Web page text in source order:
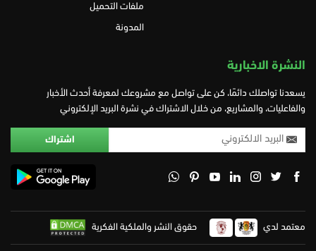
ملفات التحميل
المدونة
النشرة الاخبارية
يسعدنا تواصلك دائمًا، كن على تواصل مع مشروعك لمعرفة أحدث الأخبار
والفاعليات، والمشاريع، من خلال الاشتراك في نشرة البريد الإلكتروني
معتمد لدي حقوق النشر والملكية الفكرية